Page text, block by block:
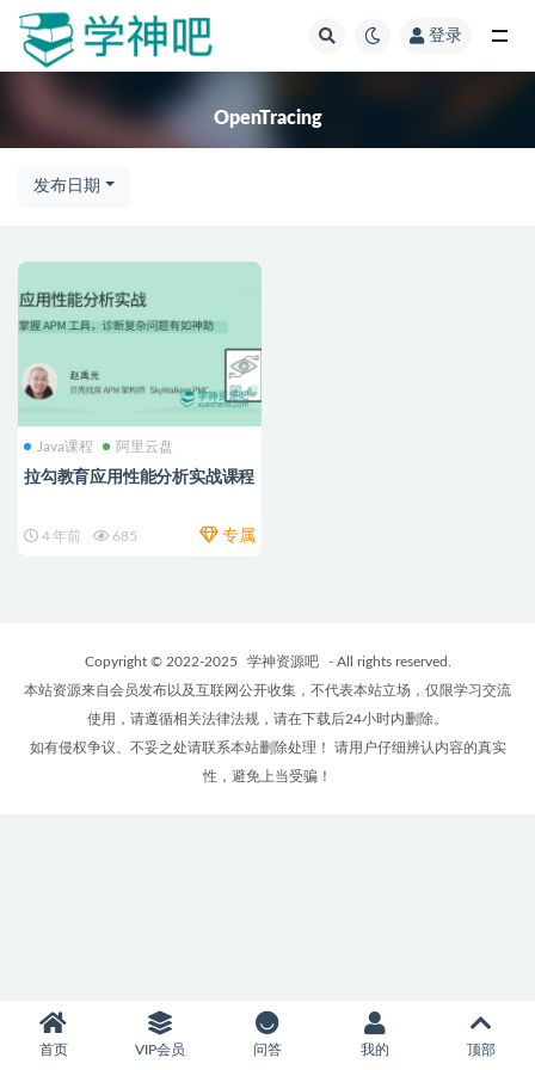
登录
OpenTracing
发布日期
Java课程 阿里云盘
拉勾教育应用性能分析实战课程
4 年前 685 专属
Copyright © 2022-2025 学神资源吧
- All rights reserved.
本站资源来自会员发布以及互联网公开收集，不代表本站立场，仅限学习交流
使用，请遵循相关法律法规，请在下载后24小时内删除。
如有侵权争议、不妥之处请联系本站删除处理！ 请用户仔细辨认内容的真实
性，避免上当受骗！
首页 VIP会员 问答 我的 顶部